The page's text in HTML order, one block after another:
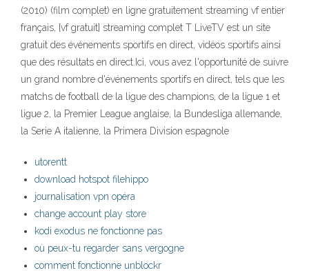
(2010) (film complet) en ligne gratuitement streaming vf entier
français, [vf gratuit] streaming complet T LiveTV est un site
gratuit des événements sportifs en direct, vidéos sportifs ainsi
que des résultats en direct.Ici, vous avez l'opportunité de suivre
un grand nombre d'événements sportifs en direct, tels que les
matchs de football de la ligue des champions, de la ligue 1 et
ligue 2, la Premier League anglaise, la Bundesliga allemande,
la Serie A italienne, la Primera Division espagnole
utorentt
download hotspot filehippo
journalisation vpn opéra
change account play store
kodi exodus ne fonctionne pas
où peux-tu regarder sans vergogne
comment fonctionne unblockr